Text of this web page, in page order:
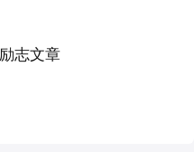
志文章